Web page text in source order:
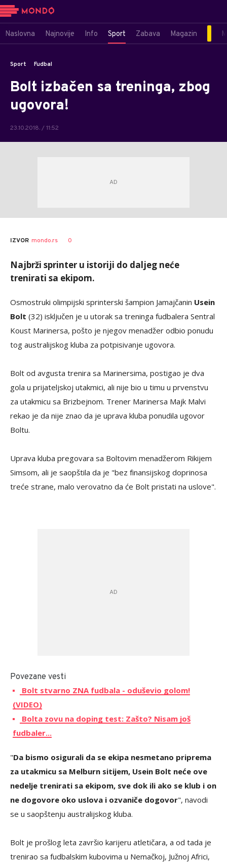
Naslovna Najnovije Info Sport Zabava Magazin
Sport Fudbal
Bolt izbačen sa treninga, zbog
ugovora!
23.10.2018. / 11:52
IZVOR mondo.rs 0
Najbrži sprinter u istoriji do daljeg neće
trenirati sa ekipom.
Osmostruki olimpijski sprinterski šampion Jamajčanin Usein
Bolt (32) isključen je u utorak sa treninga fudbalera Sentral
Koust Marinersa, pošto je njegov menadžer odbio ponudu
tog australijskog kluba za potpisivanje ugovora.
Bolt od avgusta trenira sa Marinersima, postigao je dva
gola u prijateljskoj utakmici, ali nije bio u timu u prvenstvu
za utakmicu sa Brizbejnom. Trener Marinersa Majk Malvi
rekao je da nije znao da je uprava kluba ponudila ugovor
Boltu.
Uprava kluba pregovara sa Boltovim menadžerom Rikijem
Simsom, ali je saopštila da je "bez finansijskog doprinosa
treće strane, malo verovatno da će Bolt pristati na uslove".
Povezane vesti
Bolt stvarno ZNA fudbala - oduševio golom!
(VIDEO)
Bolta zovu na doping test: Zašto? Nisam još
fudbaler...
"Da bismo osigurali da se ekipa nesmetano priprema
za utakmicu sa Melburn sitijem, Usein Bolt neće ove
nedelje trenirati sa ekipom, sve dok ili ako se klub i on
ne dogovore oko uslova i ozvaniče dogovor", navodi
se u saopštenju australijskog kluba.
Bolt je prošlog leta završio karijeru atletičara, a od tada je
trenirao sa fudbalskim kubovima u Nemačkoj, Južnoj Africi,